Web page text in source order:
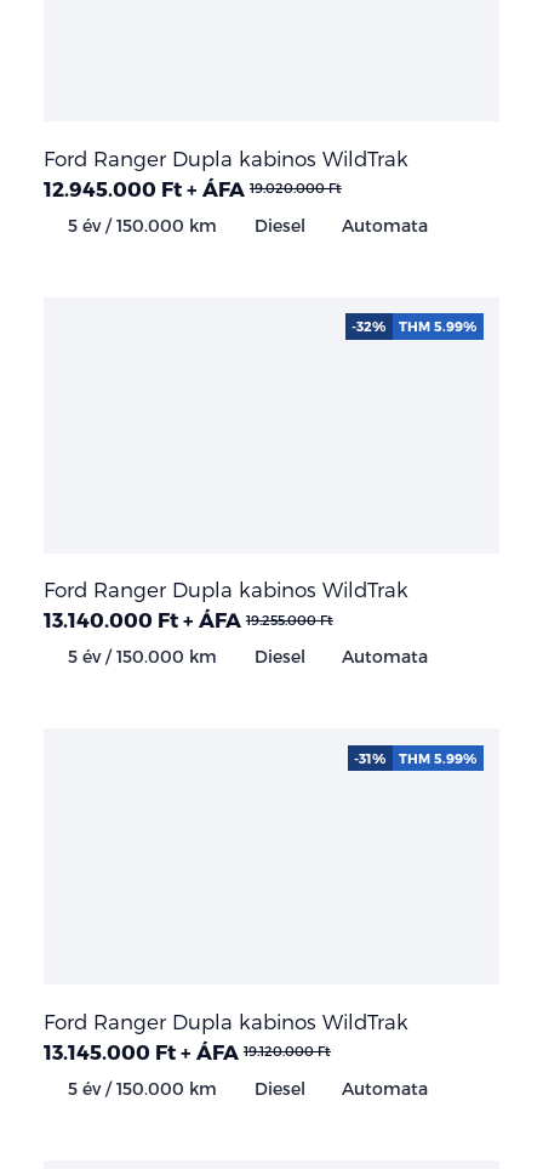
Ford Ranger Dupla kabinos WildTrak
12.945.000 Ft + ÁFA 19.020.000 Ft
5 év / 150.000 km Diesel Automata
Ford Ranger Dupla kabinos WildTrak
13.140.000 Ft + ÁFA 19.255.000 Ft
5 év / 150.000 km Diesel Automata
-32% THM 5.99%
Ford Ranger Dupla kabinos WildTrak
13.145.000 Ft + ÁFA 19.120.000 Ft
5 év / 150.000 km Diesel Automata
-31% THM 5.99%